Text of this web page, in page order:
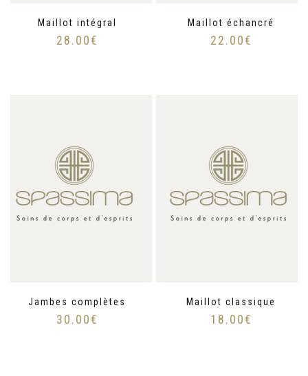
Maillot intégral
28.00€
Maillot échancré
22.00€
Jambes complètes
30.00€
Maillot classique
18.00€